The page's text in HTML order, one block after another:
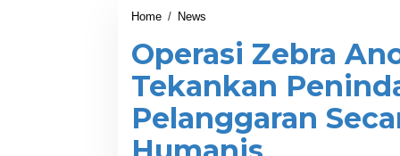
Home / News
e
r
a
s
i
Z
e
Operasi Zebra
Tekankan
Pelanggaran